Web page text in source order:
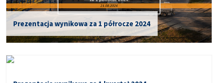
Prezentacja wynikowa za 1 półrocze 2024